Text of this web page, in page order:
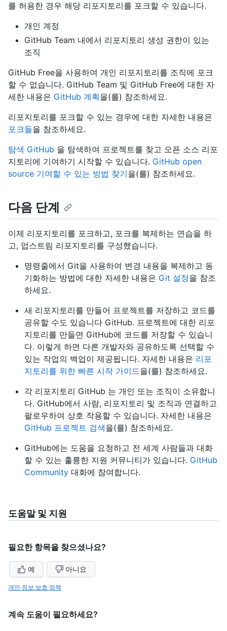
를 허용한 경우 해당 리포지토리를 포크할 수 있습니다.
개인 계정
GitHub Team 내에서 리포지토리 생성 권한이 있는
조직
GitHub Free을 사용하여 개인 리포지토리를 조직에 포크
할 수 없습니다. GitHub Team 및 GitHub Free에 대한 자
세한 내용은 GitHub 계획을(를) 참조하세요.
리포지토리를 포크할 수 있는 경우에 대한 자세한 내용은
포크들을 참조하세요.
탐색 GitHub 을 탐색하여 프로젝트를 찾고 오픈 소스 리포
지토리에 기여하기 시작할 수 있습니다. GitHub open
source 기여할 수 있는 방법 찾기을(를) 참조하세요.
다음 단계
이제 리포지토리를 포크하고, 포크를 복제하는 연습을 하
고, 업스트림 리포지토리를 구성했습니다.
명령줄에서 Git을 사용하여 변경 내용을 복제하고 동
기화하는 방법에 대한 자세한 내용은 Git 설정을 참조
하세요.
새 리포지토리를 만들어 프로젝트를 저장하고 코드를
공유할 수도 있습니다 GitHub. 프로젝트에 대한 리포
지토리를 만들면 GitHub에 코드를 저장할 수 있습니
다. 이렇게 하면 다른 개발자와 공유하도록 선택할 수
있는 작업의 백업이 제공됩니다. 자세한 내용은 리포
지토리를 위한 빠른 시작 가이드을(를) 참조하세요.
각 리포지토리 GitHub 는 개인 또는 조직이 소유합니
다. GitHub에서 사람, 리포지토리 및 조직과 연결하고
팔로우하여 상호 작용할 수 있습니다. 자세한 내용은
GitHub 프로젝트 검색을(를) 참조하세요.
GitHub에는 도움을 요청하고 전 세계 사람들과 대화
할 수 있는 훌륭한 지원 커뮤니티가 있습니다. GitHub
Community 대화에 참여합니다.
도움말 및 지원
필요한 항목을 찾으셨나요?
예 아니요
개인 정보 보호 정책
계속 도움이 필요하세요?